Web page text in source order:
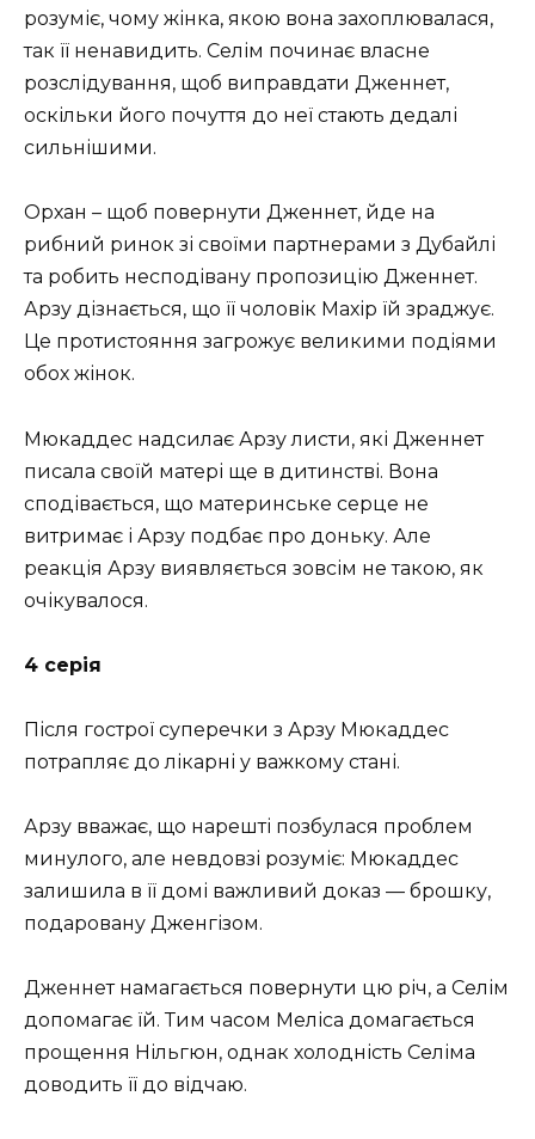
розуміє, чому жінка, якою вона захоплювалася,
так її ненавидить. Селім починає власне
розслідування, щоб виправдати Дженнет,
оскільки його почуття до неї стають дедалі
сильнішими.
Орхан – щоб повернути Дженнет, йде на
рибний ринок зі своїми партнерами з Дубайлі
та робить несподівану пропозицію Дженнет.
Арзу дізнається, що її чоловік Махір їй зраджує.
Це протистояння загрожує великими подіями
обох жінок.
Мюкаддес надсилає Арзу листи, які Дженнет
писала своїй матері ще в дитинстві. Вона
сподівається, що материнське серце не
витримає і Арзу подбає про доньку. Але
реакція Арзу виявляється зовсім не такою, як
очікувалося.
4 серія
Після гострої суперечки з Арзу Мюкаддес
потрапляє до лікарні у важкому стані.
Арзу вважає, що нарешті позбулася проблем
минулого, але невдовзі розуміє: Мюкаддес
залишила в її домі важливий доказ — брошку,
подаровану Дженгізом.
Дженнет намагається повернути цю річ, а Селім
допомагає їй. Тим часом Меліса домагається
прощення Нільгюн, однак холодність Селіма
доводить її до відчаю.